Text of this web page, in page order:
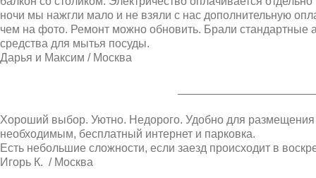
ночи мы нажгли мало и не взяли с нас дополнительную
чем на фото. Ремонт можно обновить. Брали стандартные
средства для мытья посуды.
Дарья и Максим / Москва
Хороший выбор. Уютно. Недорого. Удобно для размещения
необходимым, бесплатный интернет и парковка.
Есть небольшие сложности, если заезд происходит в
Игорь К. / Москва